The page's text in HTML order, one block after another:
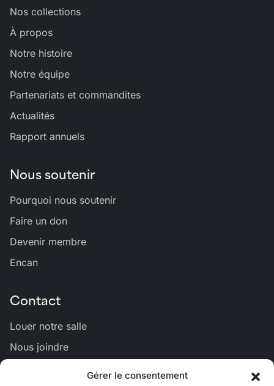
Gérer le consentement
Nos collections
À propos
Notre histoire
Notre équipe
Partenariats et commandites
Actualités
Rapport annuels
Nous soutenir
Pourquoi nous soutenir
Faire un don
Devenir membre
Encan
Contact
Louer notre salle
Nous joindre